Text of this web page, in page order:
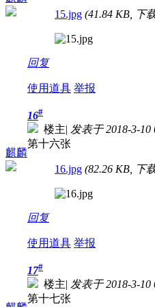
15.jpg (41.84 KB, 下
回复
使用道具 举报
麒麟
16#
楼主| 发表于 2018-3-10
第十六张
16.jpg (82.26 KB, 下
回复
使用道具 举报
17#
楼主| 发表于 2018-3-10
第十七张